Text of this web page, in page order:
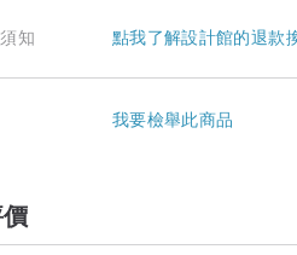
知 點我了解設計館的退款
我要檢舉此商品